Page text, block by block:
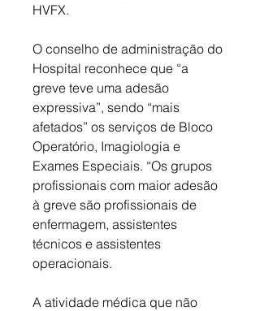
HVFX.
O conselho de administração do
Hospital reconhece que “a
greve teve uma adesão
expressiva”, sendo “mais
afetados” os serviços de Bloco
Operatório, Imagiologia e
Exames Especiais. “Os grupos
profissionais com maior adesão
à greve são profissionais de
enfermagem, assistentes
técnicos e assistentes
operacionais.
A atividade médica que não